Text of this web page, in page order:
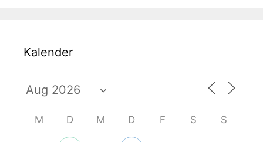
Kalender
M D M D F S S